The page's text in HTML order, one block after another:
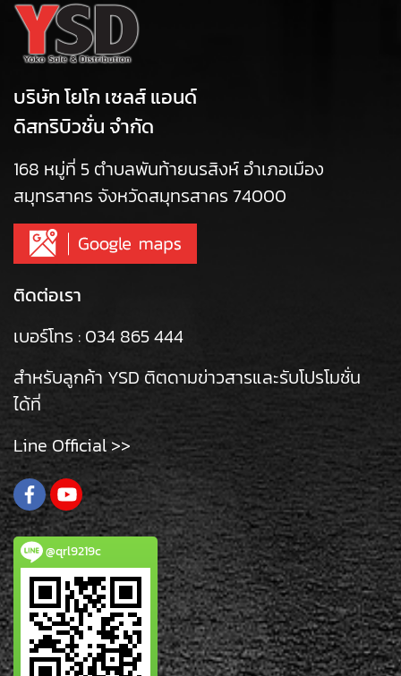
บริษัท โยโก เซลส์ แอนด์
ดิสทริบิวชั่น จำกัด
168 หมู่ที่ 5 ตำบลพันท้ายนรสิงห์ อำเภอเมือง
สมุทรสาคร จังหวัดสมุทรสาคร 74000
ติดต่อเรา
เบอร์โทร : 034 865 444
สำหรับลูกค้า YSD ติตดามข่าวสารและรับโปรโมชั่น
ได้ที่
Line Official >>
@qrl9219c